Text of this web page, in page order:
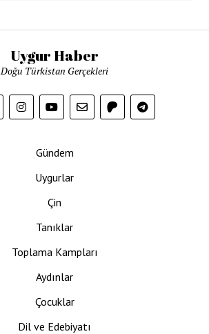
Uygur Haber
Doğu Türkistan Gerçekleri
Gündem
Uygurlar
Çin
Tanıklar
Toplama Kampları
Aydınlar
Çocuklar
Dil ve Edebiyatı